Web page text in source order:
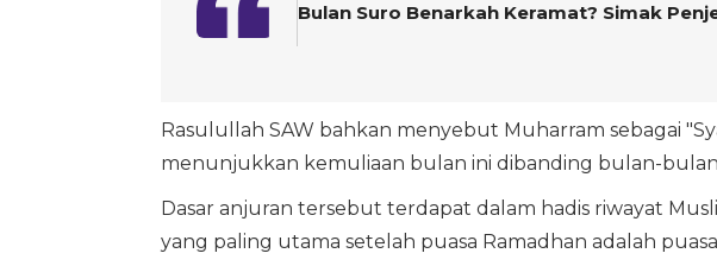
Bulan Suro Benarkah Keramat? Simak
Rasulullah SAW bahkan menyebut Muharram sebagai
menunjukkan kemuliaan bulan ini dibanding bulan-
Dasar anjuran tersebut terdapat dalam hadis riwayat
yang paling utama setelah puasa Ramadhan adalah